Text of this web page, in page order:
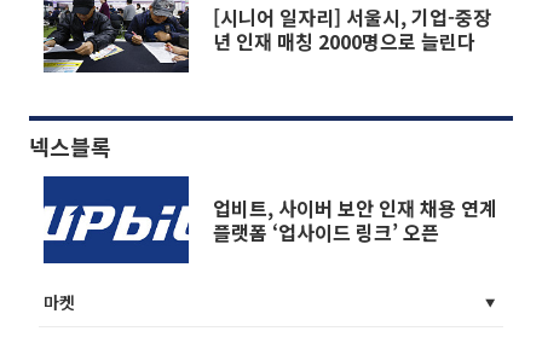
[시니어 일자리] 서울시, 기업-중장
년 인재 매칭 2000명으로 늘린다
넥스블록
업비트, 사이버 보안 인재 채용 연계
플랫폼 ‘업사이드 링크’ 오픈
마켓